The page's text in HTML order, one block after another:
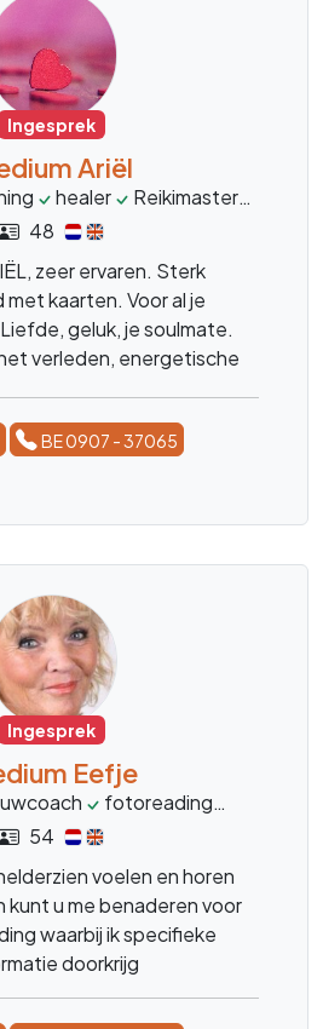
Ingesprek
Ariël
healer Reikimaster
48
zeer ervaren. Sterk
met kaarten. Voor al je
geluk, je soulmate.
verleden, energetische
en inzicht
BE 0907 - 37065
Ingesprek
Eefje
fotoreading
54
voelen en horen
kunt u me benaderen voor
waarbij ik specifieke
doorkrijg